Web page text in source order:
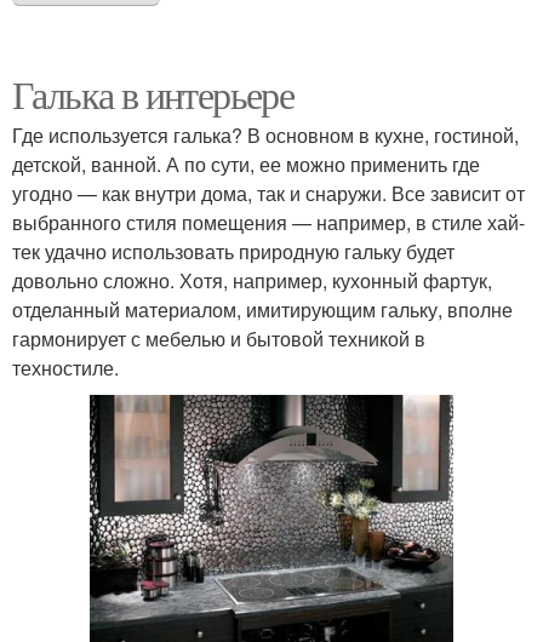
Галька в интерьере
Где используется галька? В основном в кухне, гостиной,
детской, ванной. А по сути, ее можно применить где
угодно — как внутри дома, так и снаружи. Все зависит от
выбранного стиля помещения — например, в стиле хай-
тек удачно использовать природную гальку будет
довольно сложно. Хотя, например, кухонный фартук,
отделанный материалом, имитирующим гальку, вполне
гармонирует с мебелью и бытовой техникой в
техностиле.